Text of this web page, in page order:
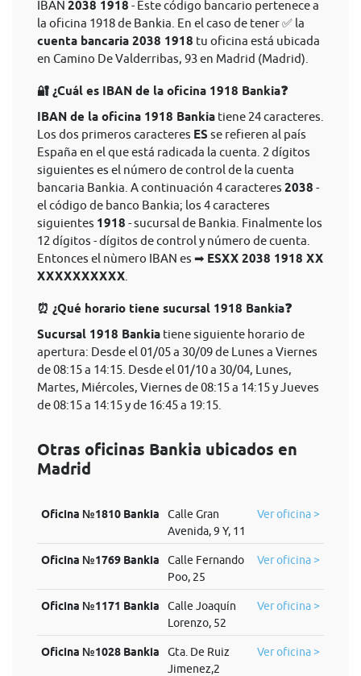
IBAN 2038 1918 - Este código bancario pertenece a
la oficina 1918 de Bankia. En el caso de tener ✅ la
cuenta bancaria 2038 1918 tu oficina está ubicada
en Camino De Valderribas, 93 en Madrid (Madrid).
🔐 ¿Cuál es IBAN de la oficina 1918 Bankia❓
IBAN de la oficina 1918 Bankia tiene 24 caracteres.
Los dos primeros caracteres ES se refieren al país
España en el que está radicada la cuenta. 2 dígitos
siguientes es el número de control de la cuenta
bancaria Bankia. A continuación 4 caracteres 2038 -
el código de banco Bankia; los 4 caracteres
siguientes 1918 - sucursal de Bankia. Finalmente los
12 dígitos - dígitos de control y número de cuenta.
Entonces el nùmero IBAN es ➡ ESXX 2038 1918 XX
XXXXXXXXXX
⏰ ¿Qué horario tiene sucursal 1918 Bankia❓
Sucursal 1918 Bankia tiene siguiente horario de
apertura: Desde el 01/05 a 30/09 de Lunes a Viernes
de 08:15 a 14:15. Desde el 01/10 a 30/04, Lunes,
Martes, Miércoles, Viernes de 08:15 a 14:15 y Jueves
de 08:15 a 14:15 y de 16:45 a 19:15.
Otras oficinas Bankia ubicados en
Madrid
Oficina №1810 Bankia
Calle Gran
Avenida, 9 Y, 11
Ver oficina >
Oficina №1769 Bankia
Calle Fernando
Poo, 25
Ver oficina >
Oficina №1171 Bankia
Calle Joaquín
Lorenzo, 52
Ver oficina >
Oficina №1028 Bankia
Gta. De Ruiz
Jimenez,2
Ver oficina >